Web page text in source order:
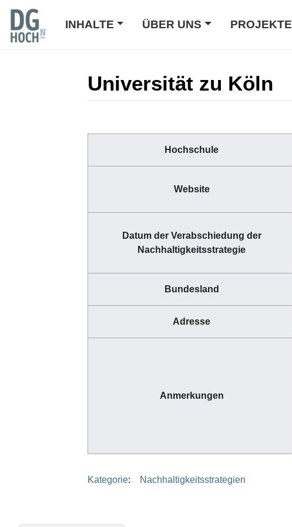
INHALTE ÜBER UNS PROJEKTE
Universität zu Köln
Hochschule
Website
Datum der Verabschiedung der
Nachhaltigkeitsstrategie
Bundesland
Adresse
Anmerkungen
Kategorie: Nachhaltigkeitsstrategien